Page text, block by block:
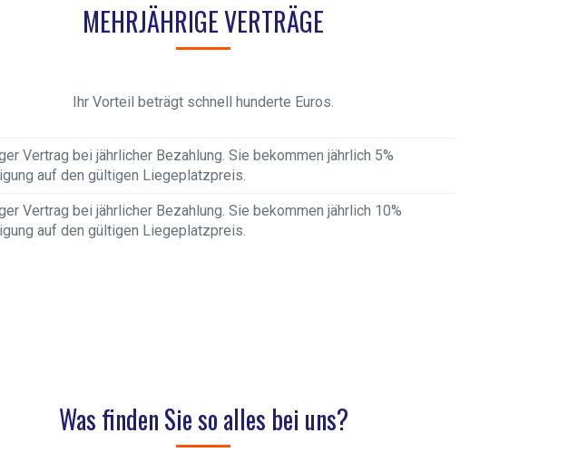
MEHRJÄHRIGE VERTRÄGE
Ihr Vorteil beträgt schnell hunderte Euros.
Vertrag bei jährlicher Bezahlung. Sie bekommen jährlich 5%
auf den gültigen Liegeplatzpreis.
Vertrag bei jährlicher Bezahlung. Sie bekommen jährlich 10%
auf den gültigen Liegeplatzpreis.
Was finden Sie so alles bei uns?